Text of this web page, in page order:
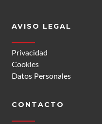
AVISO LEGAL
Privacidad
Cookies
Datos Personales
CONTACTO